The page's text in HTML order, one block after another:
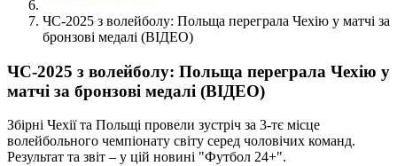
ЧС-2025 з волейболу: Польща переграла Чехію у матчі за
бронзові медалі (ВІДЕО)
ЧС-2025 з волейболу: Польща переграла Чехію у
матчі за бронзові медалі (ВІДЕО)
Збірні Чехії та Польщі провели зустріч за 3-тє місце
волейбольного чемпіонату світу серед чоловічих команд.
Результат та звіт – у цій новині "Футбол 24+".